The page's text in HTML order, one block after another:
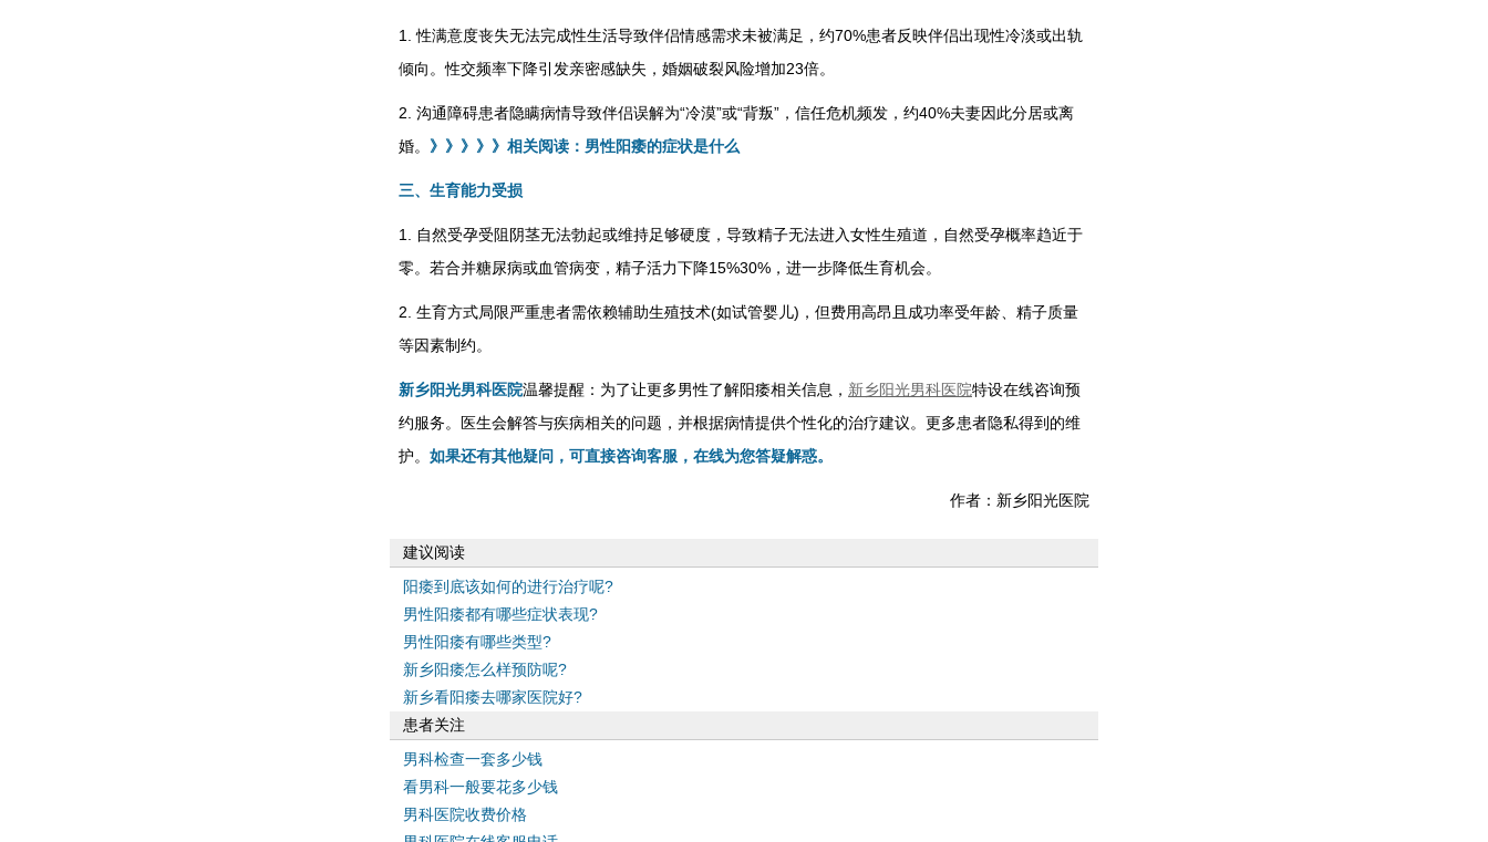
1. 性满意度丧失无法完成性生活导致伴侣情感需求未被满足，约70%患者反映伴侣出现性冷淡或出轨
倾向。性交频率下降引发亲密感缺失，婚姻破裂风险增加23倍。
2. 沟通障碍患者隐瞒病情导致伴侣误解为“冷漠”或“背叛”，信任危机频发，约40%夫妻因此分居或离
婚。 》》》》》相关阅读：男性阳痿的症状是什么
三、生育能力受损
1. 自然受孕受阻阴茎无法勃起或维持足够硬度，导致精子无法进入女性生殖道，自然受孕概率趋近于
零。若合并糖尿病或血管病变，精子活力下降15%30%，进一步降低生育机会。
2. 生育方式局限严重患者需依赖辅助生殖技术(如试管婴儿)，但费用高昂且成功率受年龄、精子质量
等因素制约。
新乡阳光男科医院温馨提醒：为了让更多男性了解阳痿相关信息， 新乡阳光男科医院特设在线咨询预
约服务。医生会解答与疾病相关的问题，并根据病情提供个性化的治疗建议。更多患者隐私得到的维
护。 如果还有其他疑问，可直接咨询客服，在线为您答疑解惑。
作者：新乡阳光医院
建议阅读
阳痿到底该如何的进行治疗呢?
男性阳痿都有哪些症状表现?
男性阳痿有哪些类型?
新乡阳痿怎么样预防呢?
新乡看阳痿去哪家医院好?
患者关注
男科检查一套多少钱
看男科一般要花多少钱
男科医院收费价格